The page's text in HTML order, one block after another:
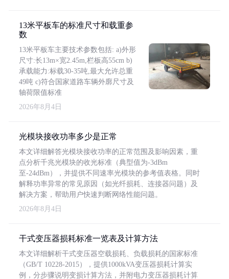
13米平板车的标准尺寸和载重参
数
13米平板车主要技术参数包括: a)外形
尺寸:长13m×宽2.45m,栏板高55cm b)
承载能力:标载30-35吨,最大允许总重
49吨 c)符合国家道路车辆外廓尺寸及
轴荷限值标准
2026年8月4日
光模块接收功率多少是正常
本文详细解答光模块接收功率的正常范围及影响因素，重
点分析千兆光模块的收光标准（典型值为-3dBm
至-24dBm），并提供不同速率光模块的参考值表格。同时
解释功率异常的常见原因（如光纤损耗、连接器问题）及
解决方案，帮助用户快速判断网络性能问题。
2026年8月4日
干式变压器损耗标准一览表及计算方法
本文详细解析干式变压器空载损耗、负载损耗的国家标准
（GB/T 10228-2015），提供1000kVA变压器损耗计算实
例，分步骤说明变损计算方法，并附电力变压器损耗计算